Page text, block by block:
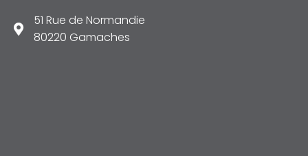
51 Rue de Normandie
80220 Gamaches